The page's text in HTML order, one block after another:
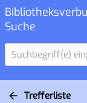
Suche
Suchbegriff(e)
Trefferliste